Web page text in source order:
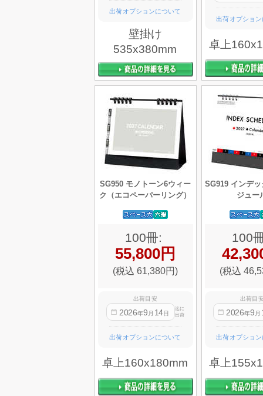
出荷オプションについて
壁掛け
535x380mm
出荷オプショ
卓上
SG950 モノトーン6ウィー
ク（エコペーパーリング）
100冊:
55,800円
(税込 61,380円)
出荷目安
2026年9 月 14日
迄に
出荷
出荷オプションについて
卓上160x180mm
SG919 インデ
ジュー
100
(税込
出荷目
2026年9 月
出荷オプショ
卓上